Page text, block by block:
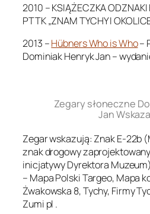
2010 – KSIĄŻECZKA
PTTK „ZNAM TYCHY I
2013 –Hübners Who is Who–
Dominiak Henryk Jan –
Zegary słoneczne
Jan
Zegar wskazują: Znak E-22b
znak drogowy
inicjatywy Dyrektora
– Mapa Polski Targeo, Mapa
Żwakowska 8, Tychy, Firmy
Zumi pl .